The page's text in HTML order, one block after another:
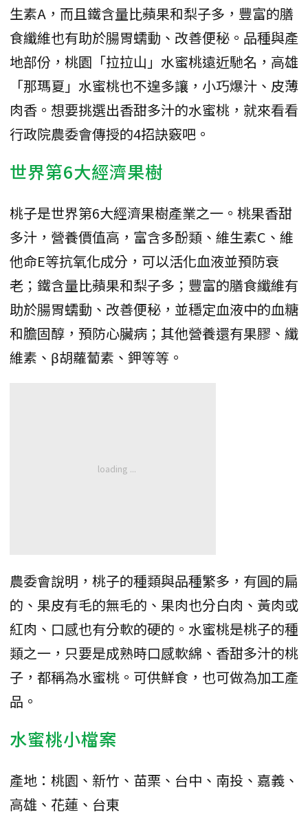
生素A，而且鐵含量比蘋果和梨子多，豐富的膳
食纖維也有助於腸胃蠕動、改善便秘。品種與產
地部份，桃園「拉拉山」水蜜桃遠近馳名，高雄
「那瑪夏」水蜜桃也不遑多讓，小巧爆汁、皮薄
肉香。想要挑選出香甜多汁的水蜜桃，就來看看
行政院農委會傳授的4招訣竅吧。
世界第6大經濟果樹
桃子是世界第6大經濟果樹產業之一。桃果香甜
多汁，營養價值高，富含多酚類、維生素C、維
他命E等抗氧化成分，可以活化血液並預防衰
老；鐵含量比蘋果和梨子多；豐富的膳食纖維有
助於腸胃蠕動、改善便秘，並穩定血液中的血糖
和膽固醇，預防心臟病；其他營養還有果膠、纖
維素、β胡蘿蔔素、鉀等等。
農委會說明，桃子的種類與品種繁多，有圓的扁
的、果皮有毛的無毛的、果肉也分白肉、黃肉或
紅肉、口感也有分軟的硬的。水蜜桃是桃子的種
類之一，只要是成熟時口感軟綿、香甜多汁的桃
子，都稱為水蜜桃。可供鮮食，也可做為加工產
品。
水蜜桃小檔案
產地：桃園、新竹、苗栗、台中、南投、嘉義、
高雄、花蓮、台東